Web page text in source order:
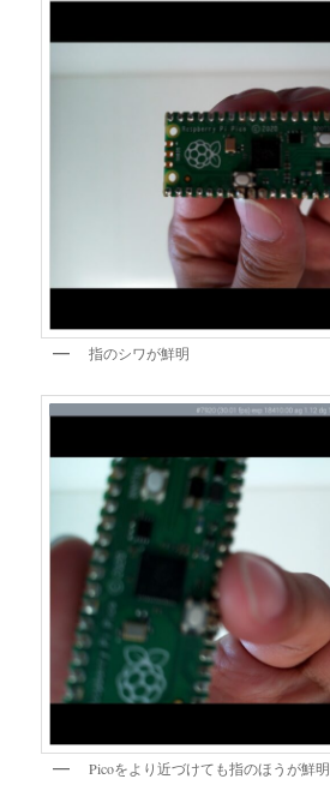
指のシワが鮮明
Picoをより近づけても指のほうが鮮明